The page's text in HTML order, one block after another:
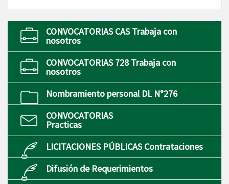
CONVOCATORIAS CAS Trabaja con
nosotros
CONVOCATORIAS 728 Trabaja con
nosotros
Nombramiento personal DL N°276
CONVOCATORIAS
Practicas
LICITACIONES PÚBLICAS Contrataciones
Difusión de Requerimientos